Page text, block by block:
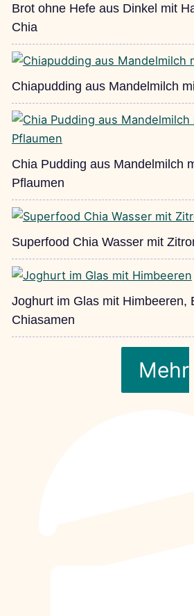
Brot ohne Hefe aus Dinkel mit
Chia
Chiapudding aus Mandelmilch
Chia Pudding aus Mandelmilch
Pflaumen
Superfood Chia Wasser mit
Joghurt im Glas mit Himbeeren,
Chiasamen
Mehr